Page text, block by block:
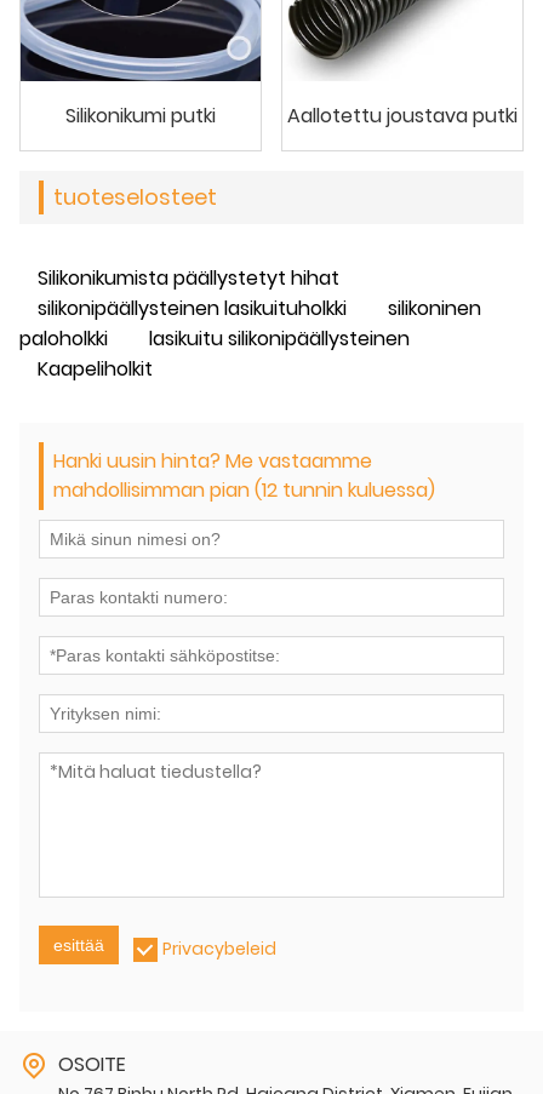
Silikonikumi putki Aallotettu joustava putki
tuoteselosteet
Silikonikumista päällystetyt hihat
silikonipäällysteinen lasikuituholkki
silikoninen
paloholkki
lasikuitu silikonipäällysteinen
Kaapeliholkit
Hanki uusin hinta? Me vastaamme
mahdollisimman pian (12 tunnin kuluessa)
esittää Privacybeleid
OSOITE